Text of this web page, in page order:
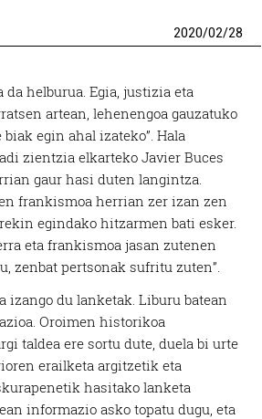
2020/02/28
da helburua. Egia, justizia eta
artean, lehenengoa gauzatuko
egin ahal izateko”. Hala
zientzia elkarteko Javier Buces
gaur hasi duten langintza.
frankismoa herrian zer izan zen
egindako hitzarmen bati esker.
eta frankismoa jasan zutenen
zenbat pertsonak sufritu zuten”.
izango du lanketak. Liburu batean
Oroimen historikoa
taldea ere sortu dute, duela bi urte
erailketa argitzetik eta
hasitako lanketa
informazio asko topatu dugu, eta